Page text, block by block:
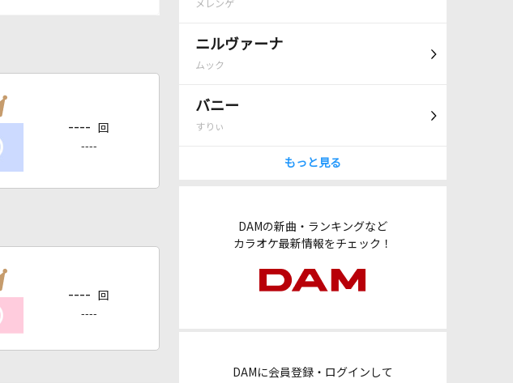
メレンゲ
ニルヴァーナ
ムック
バニー
すりぃ
もっと見る
DAMの新曲・ランキングなど
カラオケ最新情報をチェック！
DAMに会員登録・ログインして
---- 回
----
---- 回
----